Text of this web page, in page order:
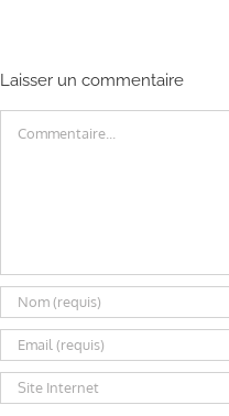
Laisser un commentaire